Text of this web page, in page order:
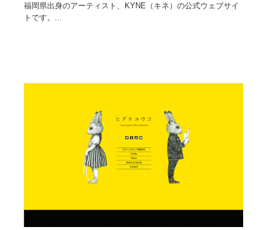
福岡県出身のアーティスト、KYNE（キネ）の公式ウェブサイ
トです。...